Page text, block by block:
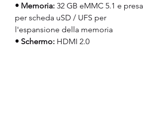
• Memoria: 32 GB eMMC 5.1 e presa
per scheda uSD / UFS per
l'espansione della memoria
• Schermo: HDMI 2.0